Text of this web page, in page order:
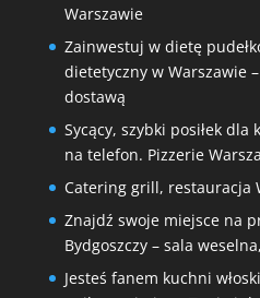
Warszawie
Zainwestuj w dietę
dietetyczny w Warszawie
dostawą
Sycący, szybki posiłek dla
na telefon. Pizzerie
Catering grill, restauracja
Znajdź swoje miejsce na
Bydgoszczy – sala
Jesteś fanem kuchni